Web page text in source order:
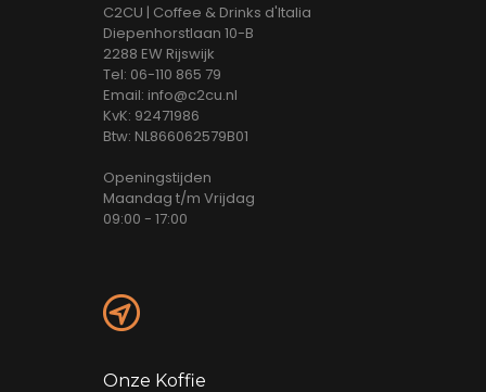
C2CU | Coffee & Drinks d'Italia
Diepenhorstlaan 10-B
2288 EW Rijswijk
Tel: 06-110 865 79
Email: info@c2cu.nl
KvK: 92471986
Btw: NL866062579B01
Openingstijden
Maandag t/m Vrijdag
09:00 - 17:00
Onze Koffie